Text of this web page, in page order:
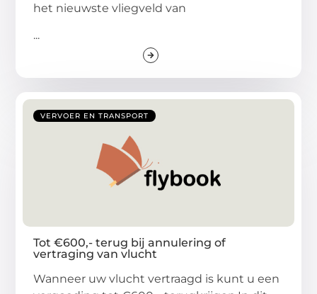
het nieuwste vliegveld van
...
VERVOER EN TRANSPORT
Tot €600,- terug bij annulering of
vertraging van vlucht
Wanneer uw vlucht vertraagd is kunt u een